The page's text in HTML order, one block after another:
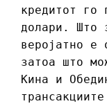
кредитот го
долари. Што
веројатно е
затоа што
Кина и